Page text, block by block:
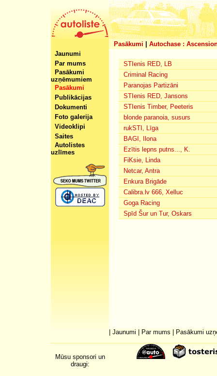
Pasākumi
Autochase :
Jaunumi
Par mums
Pasākumi
uzņēmumiem
Pasākumi
Publikācijas
Dokumenti
Foto galerija
Videoklipi
Saites
Autolistes
uzlīmes
STIenis RED, LB
Criminal Racing
Paranojas Partizāni
STIenis RED, Jansons
STIenis Timber, Peeteris
blonde paranoia, susurs
rukSTI, Līga
BAGI, Ilona
Ezītis lepns putns..., K.
FiKsie, Linda
Netcar, Antra
Enkura Brigāde
Calibra.lv 666, Xelluc
Goga Racing
Spīd Šur un Tur, Oskars
Jaunumi Par mums Pasākumi
Mūsu sponsori un
draugi: